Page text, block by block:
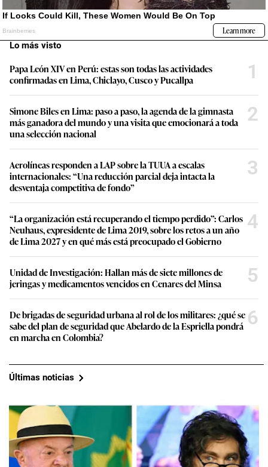
Lo más visto
Papa León XIV en Perú: estas son todas las actividades
confirmadas en Lima, Chiclayo, Cusco y Pucallpa
1
Simone Biles en Lima: paso a paso, la agenda de la gimnasta
más ganadora del mundo y una visita que emocionará a toda
una selección nacional
2
Aerolíneas responden a LAP sobre la TUUA a escalas
internacionales: “Una reducción parcial deja intacta la
desventaja competitiva de fondo”
3
“La organización está recuperando el tiempo perdido”: Carlos
Neuhaus, expresidente de Lima 2019, sobre los retos a un año
de Lima 2027 y en qué más está preocupado el Gobierno
4
Unidad de Investigación: Hallan más de siete millones de
jeringas y medicamentos vencidos en Cenares del Minsa
5
De brigadas de seguridad urbana al rol de los militares: ¿qué se
sabe del plan de seguridad que Abelardo de la Espriella pondrá
en marcha en Colombia?
6
Últimas noticias